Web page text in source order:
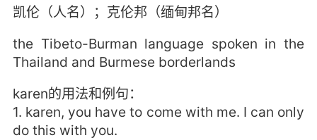
凯伦（人名）；克伦邦（缅甸邦名）
the Tibeto-Burman language spoken in the
Thailand and Burmese borderlands
karen的用法和例句：
1. karen, you have to come with me. I can only
do this with you.